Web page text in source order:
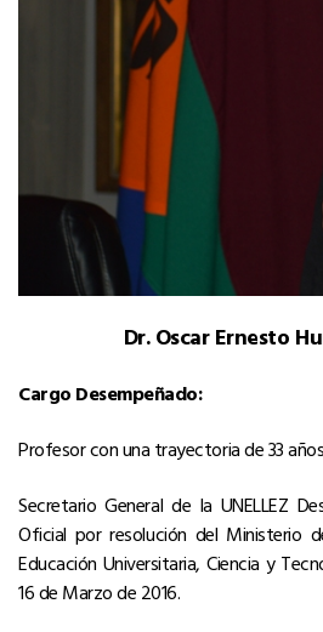
Dr. Oscar Ernesto
Cargo Desempeñado:
Profesor con una trayectoria de 33
Secretario General de la UNELLEZ
Oficial por resolución del Ministerio
Educación Universitaria, Ciencia y
16 de Marzo de 2016.